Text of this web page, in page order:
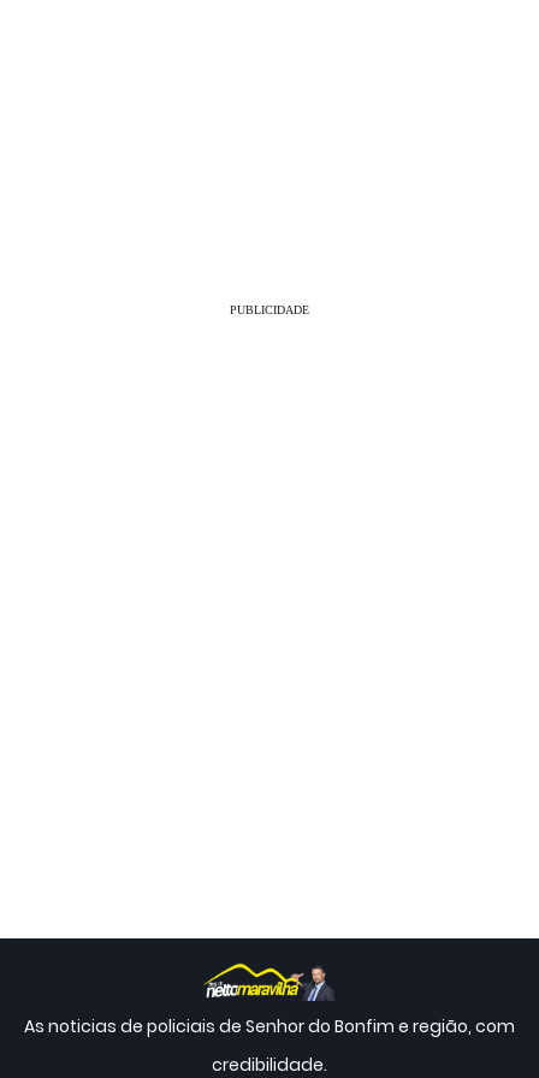
PUBLICIDADE
As noticias de policiais de Senhor do Bonfim e região, com
credibilidade.